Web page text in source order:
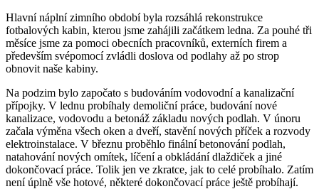
Hlavní náplní zimního období byla rozsáhlá rekonstrukce
fotbalových kabin, kterou jsme zahájili začátkem ledna. Za pouhé tři
měsíce jsme za pomoci obecních pracovníků, externích firem a
především svépomocí zvládli doslova od podlahy až po strop
obnovit naše kabiny.
Na podzim bylo započato s budováním vodovodní a kanalizační
přípojky. V lednu probíhaly demoliční práce, budování nové
kanalizace, vodovodu a betonáž základu nových podlah. V únoru
začala výměna všech oken a dveří, stavění nových příček a rozvody
elektroinstalace. V březnu proběhlo finální betonování podlah,
natahování nových omítek, líčení a obkládání dlaždiček a jiné
dokončovací práce. Tolik jen ve zkratce, jak to celé probíhalo. Zatím
není úplně vše hotové, některé dokončovací práce ještě probíhají.